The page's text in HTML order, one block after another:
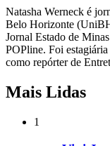
Natasha Werneck é
Belo Horizonte
Jornal Estado de
POPline. Foi
como repórter de
Mais Lidas
1